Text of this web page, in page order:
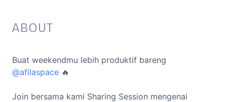
Contact Us
ABOUT
Buat weekendmu lebih produktif bareng
@afilaspace 🔥
Join bersama kami Sharing Session mengenai